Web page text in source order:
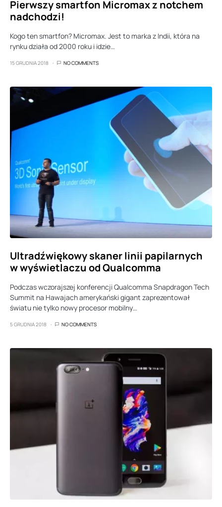
Pierwszy smartfon Micromax z notchem
nadchodzi!
Kogo ten smartfon? Micromax. Jest to marka z Indii, która na
rynku działa od 2000 roku i idzie…
15 GRUDNIA 2018 NO COMMENTS
Ultradźwiękowy skaner linii papilarnych
w wyświetlaczu od Qualcomma
Podczas wczorajszej konferencji Qualcomma Snapdragon Tech
Summit na Hawajach amerykański gigant zaprezentował
światu nie tylko nowy procesor mobilny…
5 GRUDNIA 2018 NO COMMENTS